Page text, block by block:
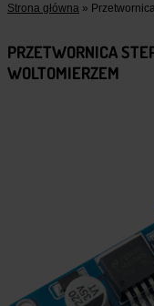
Strona główna »
PRZETWORNICA
WOLTOMIERZEM